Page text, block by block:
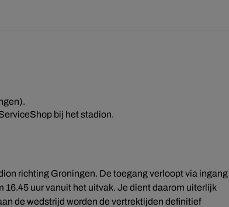
bij het stadion.
richting Groningen. De toegang verloopt via ingang
uur vanuit het uitvak. Je dient daarom uiterlijk
de wedstrijd worden de vertrektijden definitief